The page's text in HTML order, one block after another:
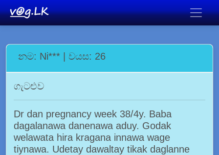
නම: Ni*** | වයස: 26
ගැටළුව
Dr dan pregnancy week 38/4y. Baba
dagalanawa danenawa aduy. Godak
welawata hira kragana innawa wage
tiynawa. Udetay dawaltay tikak daglanne